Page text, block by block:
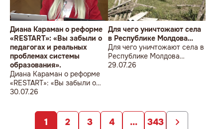
Диана Караман о реформе
«RESTART»: «Вы забыли о
педагогах и реальных
проблемах системы
образования».
Диана Караман о реформе
«RESTART»: «Вы забыли о
педагогах и реальных
образования».
30.07.26
Для чего уничтожают села
в Республике Молдова…
Для чего уничтожают села в
Республике Молдова…
29.07.26
1 2 3 4 ... 343